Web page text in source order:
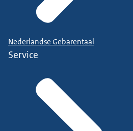
Nederlandse Gebarentaal
Service